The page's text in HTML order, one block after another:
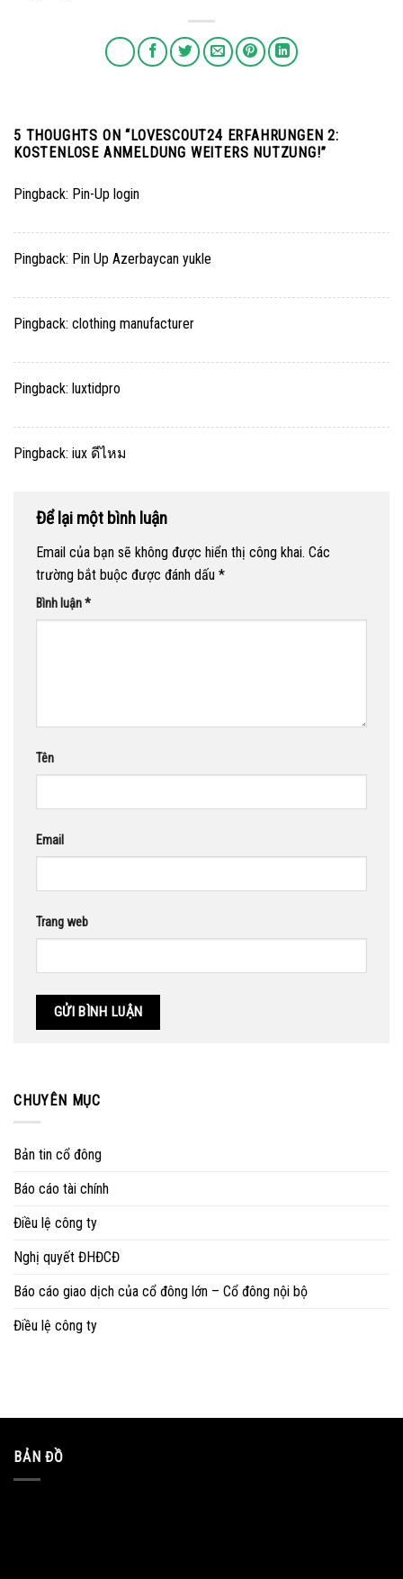
5 THOUGHTS ON “ LOVESCOUT24 ERFAHRUNGEN 2:
KOSTENLOSE ANMELDUNG WEITERS NUTZUNG!”
Pingback: Pin-Up login
Pingback: Pin Up Azerbaycan yukle
Pingback: clothing manufacturer
Pingback: luxtidpro
Pingback: iux ดีไหม
Để lại một bình luận
Email của bạn sẽ không được hiển thị công khai. Các
trường bắt buộc được đánh dấu *
Bình luận*
Tên
Email
Trang web
CHUYÊN MỤC
Bản tin cổ đông
Báo cáo tài chính
Điều lệ công ty
Nghị quyết ĐHĐCĐ
Báo cáo giao dịch của cổ đông lớn – Cổ đông nội bộ
Điều lệ công ty
BẢN ĐỒ